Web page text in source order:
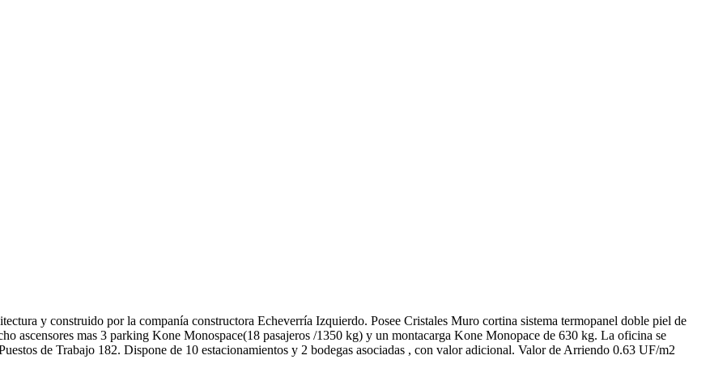
y construido por la companía constructora Echeverría Izquierdo. Posee Cristales Muro cortina sistema termopanel doble piel de
ascensores mas 3 parking Kone Monospace(18 pasajeros /1350 kg) y un montacarga Kone Monopace de 630 kg. La oficina se
de Trabajo 182. Dispone de 10 estacionamientos y 2 bodegas asociadas , con valor adicional. Valor de Arriendo 0.63 UF/m2